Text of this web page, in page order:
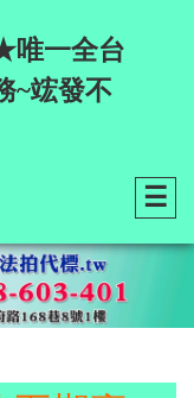
一全台
~竤發不
☰